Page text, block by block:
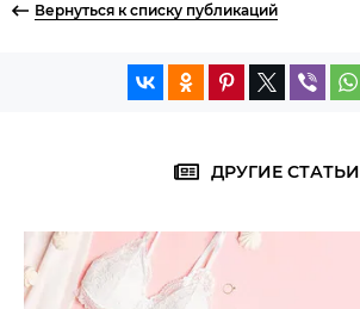
Вернуться к списку публикаций
ДРУГИЕ СТАТЬИ